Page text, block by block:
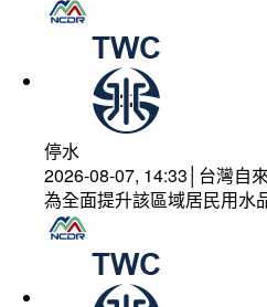
停水
2026-08-07, 14:33│台灣自
為全面提升該區域居民用水